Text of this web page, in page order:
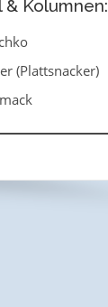
Kolumnen:
(Plattsnacker)